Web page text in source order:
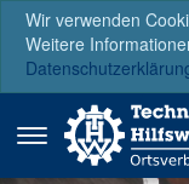
Wir verwenden
Weitere
Menü
ausklappen